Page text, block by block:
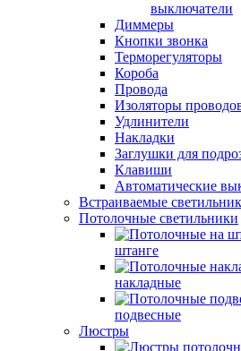
выключатели
Диммеры
Кнопки звонка
Терморегуляторы
Короба
Провода
Изоляторы
Удлинители
Накладки
Заглушки для
Клавиши
Автоматические
Встраиваемые
Потолочные светильники
штанге
накладные
подвесные
Люстры